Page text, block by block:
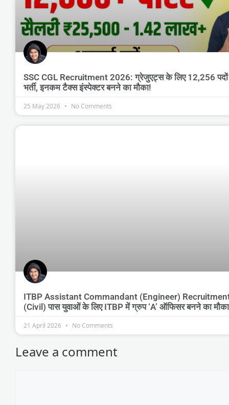
SSC CGL Recruitment 2026: ग्रेजुएट्स के लिए 12,256 पदों
भर्ती, इनकम टैक्स इंस्पेक्टर बनने का मौका!
25 May 2026 No Comments
ITBP Assistant Commandant (Engineer)
(Civil) पास युवाओं के लिए ITBP में ग्रुप ‘A’ ऑफिसर बनने का मौका
21 April 2026 No Comments
Leave a comment